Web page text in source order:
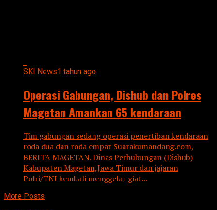
SKI News1 tahun ago
Operasi Gabungan, Dishub dan Polres
Magetan Amankan 65 kendaraan
Tim gabungan sedang operasi penertiban kendaraan
roda dua dan roda empat Suarakumandang.com,
BERITA MAGETAN. Dinas Perhubungan (Dishub)
Kabupaten Magetan,Jawa Timur dan jajaran
Polri/TNI kembali menggelar giat...
More Posts